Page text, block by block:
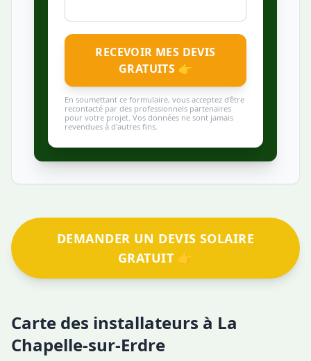
RECEVOIR MES DEVIS
GRATUITS 👉
En soumettant ce formulaire, vous acceptez d'être
recontacté par des professionnels partenaires
pour votre projet. Vos données ne sont jamais
revendues à d'autres fins.
DEMANDER UN DEVIS SOLAIRE
GRATUIT 👉
Carte des installateurs à La
Chapelle-sur-Erdre